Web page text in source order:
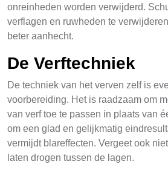
onreinheden worden verwijderd.
verflagen en ruwheden te
beter aanhecht.
De Verftechniek
De techniek van het verven zelf is
voorbereiding. Het is raadzaam om
van verf toe te passen in plaats van
om een glad en gelijkmatig
vermijdt blareffecten. Vergeet ook
laten drogen tussen de lagen.